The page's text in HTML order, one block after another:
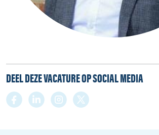
DEEL DEZE VACATURE OP SOCIAL MEDIA